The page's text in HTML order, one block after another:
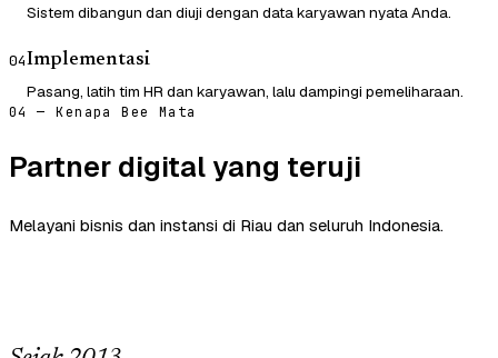
Sistem dibangun dan diuji dengan data karyawan nyata Anda.
04Implementasi
Pasang, latih tim HR dan karyawan, lalu dampingi pemeliharaan.
04 — Kenapa Bee Mata
Partner digital yang teruji
Melayani bisnis dan instansi di Riau dan seluruh Indonesia.